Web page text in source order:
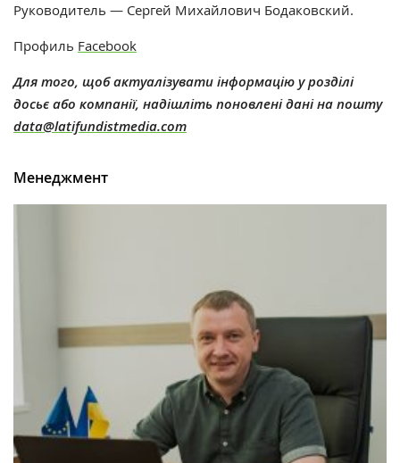
Руководитель — Сергей Михайлович Бодаковский.
Профиль Facebook
Для того, щоб актуалізувати інформацію у розділі
досьє або компанії, надішліть поновлені дані на пошту
data@latifundistmedia.com
Менеджмент